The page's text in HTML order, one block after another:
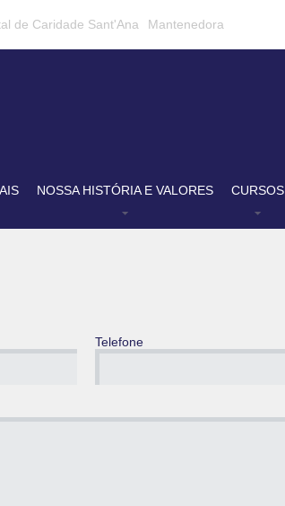
de Caridade Sant'Ana Mantenedora
NOSSA HISTÓRIA E VALORES CURSOS
Telefone